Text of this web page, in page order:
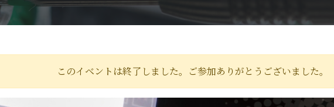
このイベントは終了しました。ご参加ありがとうございました。